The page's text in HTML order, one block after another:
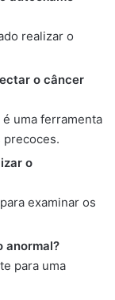
realizar o
o câncer
uma ferramenta
precoces.
o
examinar os
anormal?
para uma